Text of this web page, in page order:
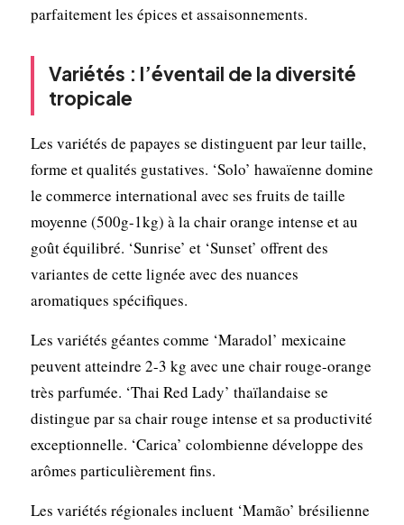
parfaitement les épices et assaisonnements.
Variétés : l’éventail de la diversité
tropicale
Les variétés de papayes se distinguent par leur taille,
forme et qualités gustatives. ‘Solo’ hawaïenne domine
le commerce international avec ses fruits de taille
moyenne (500g-1kg) à la chair orange intense et au
goût équilibré. ‘Sunrise’ et ‘Sunset’ offrent des
variantes de cette lignée avec des nuances
aromatiques spécifiques.
Les variétés géantes comme ‘Maradol’ mexicaine
peuvent atteindre 2-3 kg avec une chair rouge-orange
très parfumée. ‘Thai Red Lady’ thaïlandaise se
distingue par sa chair rouge intense et sa productivité
exceptionnelle. ‘Carica’ colombienne développe des
arômes particulièrement fins.
Les variétés régionales incluent ‘Mamão’ brésilienne